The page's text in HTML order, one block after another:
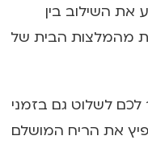
את השילוב בין
מהמלצות הבית של
לשלוט גם בזמני
את הריח המושלם